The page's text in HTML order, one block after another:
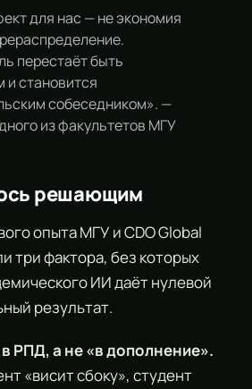
для нас — не экономия
перестаёт быть
и становится
собеседником». —
из факультетов МГУ
решающим
опыта МГУ и CDO Global
три фактора, без которых
ИИ даёт нулевой
результат.
РПД, а не «в дополнение».
«висит сбоку», студент